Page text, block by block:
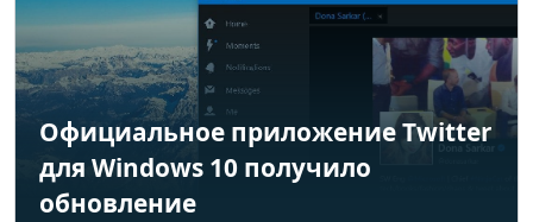
Официальное приложение Twitter
для Windows 10 получило
обновление